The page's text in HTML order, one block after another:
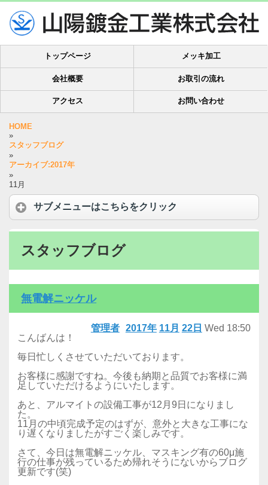
トップページ メッキ加工
会社概要 お取引の流れ
アクセス お問い合わせ
HOME
»
スタッフブログ
»
アーカイブ:2017年
»
11月
サブメニューはこちらをクリック
スタッフブログ
無電解ニッケル
2017年 11月 22日 Wed 18:50
管理者
こんばんは！
毎日忙しくさせていただいております。
​お客様に感謝ですね。今後も納期と品質でお客様に満
足していただけるようにいたします。
あと、アルマイトの設備工事が12月9日になりまし
た。
​11月の中頃完成予定のはずが、意外と大きな工事にな
り遅くなりましたがすごく楽しみです。
​さて、今日は無電解ニッケル、マスキング有の60μ施
行の仕事が残っているため帰れそうにないからブログ
更新です(笑)